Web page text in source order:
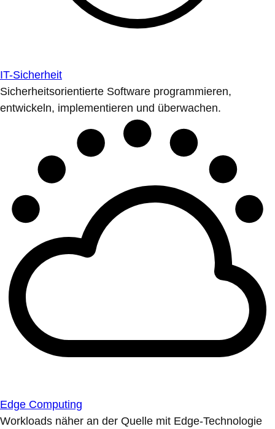
IT-Sicherheit
Sicherheitsorientierte Software programmieren,
entwickeln, implementieren und überwachen.
Edge Computing
Workloads näher an der Quelle mit Edge-Technologie